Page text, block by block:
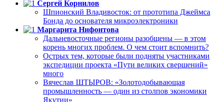
Сергей Корнилов
Шпионский Владивосток: от прототипа Джеймса
Бонда до основателя микроэлектроники
Маргарита Нифонтова
Дальневосточные регионы разобщены — в этом
корень многих проблем. О чем стоит вспомнить?
Острых тем, которые были подняты участниками
экспедиции проекта «Пути великих свершений»
много
Вячеслав ШТЫРОВ: «Золотодобывающая
промышленность — один из столпов экономики
Якутии»